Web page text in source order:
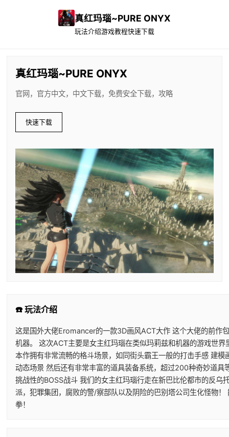
真红玛瑙~PURE ONYX
玩法介绍游戏教程快速下载
真红玛瑙~PURE ONYX
官网，官方中文，中文下载，免费安全下载，攻略
快速下载
☎️ 玩法介绍
这是国外大佬Eromancer的一款3D画风ACT大作 这个大佬的前作
机器。 这次ACT主要是女主红玛瑙在类似玛莉兹和机器的游戏世
本作拥有非常流畅的格斗场景，如同街头霸王一般的打击手感 建
动态场景 然后还有非常丰富的道具装备系统，超过200种奇妙道具
挑战性的BOSS战斗 我们的女主红玛瑙行走在新巴比伦都市的反乌
派，犯罪集团，腐败的警/察部队以及阴险的巴别塔公司生化怪物
拳！